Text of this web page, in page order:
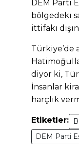
DEM Parti
bölgedeki
ittifakı
Türkiye’de
diyor ki,
İnsanlar
harçlık
Etiketler:
DEM Parti